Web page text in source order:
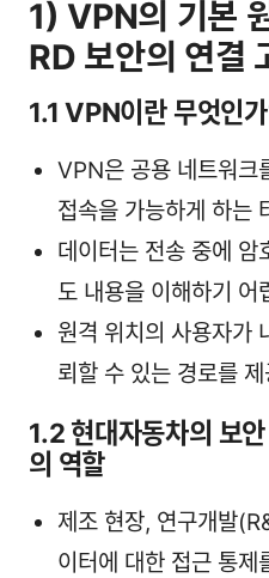
1) VPN의 기본
RD 보안의 연결
1.1 VPN이란 무엇인
VPN은 공용 네트워크
접속을 가능하게 하는
데이터는 전송 중에 암
도 내용을 이해하기 어
원격 위치의 사용자가
뢰할 수 있는 경로를
1.2 현대자동차의 보
의 역할
제조 현장, 연구개발
이터에 대한 접근 통제